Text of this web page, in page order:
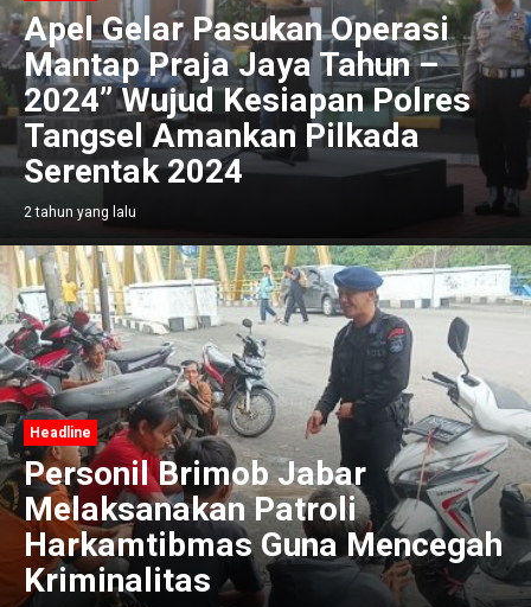
Apel Gelar Pasukan Operasi
Mantap Praja Jaya Tahun –
2024” Wujud Kesiapan Polres
Tangsel Amankan Pilkada
Serentak 2024
2 tahun yang lalu
Headline
Personil Brimob Jabar
Melaksanakan Patroli
Harkamtibmas Guna Mencegah
Kriminalitas